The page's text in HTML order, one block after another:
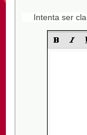
Intenta ser